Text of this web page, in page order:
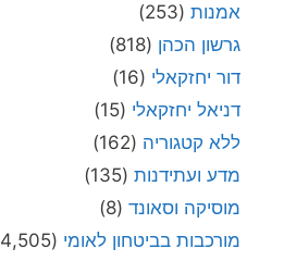
אמנות (253)
גרשון הכהן (818)
דור יחזקאלי (16)
דניאל יחזקאלי (15)
ללא קטגוריה (162)
מדע ועתידנות (135)
מוסיקה וסאונד (8)
מורכבות בביטחון לאומי (4,505)